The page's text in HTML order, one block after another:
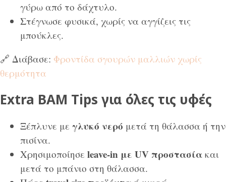
γύρω από το δάχτυλο.
Στέγνωσε φυσικά, χωρίς να αγγίζεις τις
μπούκλες.
🔗 Διάβασε: Φροντίδα σγουρών μαλλιών χωρίς
θερμότητα
Extra BAM Tips για όλες τις υφές
Ξέπλυνε με γλυκό νερό μετά τη θάλασσα ή την
πισίνα.
Χρησιμοποίησε leave-in με UV προστασία και
μετά το μπάνιο στη θάλασσα.